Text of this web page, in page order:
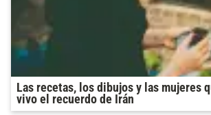
Las recetas, los dibujos y las mujeres
vivo el recuerdo de Irán